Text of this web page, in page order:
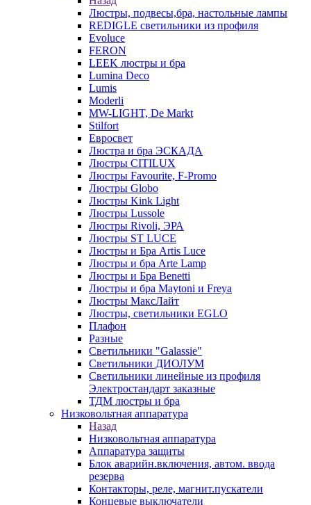
Люстры, подвесы,бра, настольные лампы
REDIGLE светильники из профиля
Evoluce
FERON
LEEK люстры и бра
Lumina Deco
Lumis
Moderli
MW-LIGHT, De Markt
Stilfort
Евросвет
Люстра и бра ЭСКАДА
Люстры CITILUX
Люстры Favourite, F-Promo
Люстры Globo
Люстры Kink Light
Люстры Lussole
Люстры Rivoli, ЭРА
Люстры ST LUCE
Люстры и Бра Artis Luce
Люстры и бра Arte Lamp
Люстры и Бра Benetti
Люстры и бра Maytoni и Freya
Люстры МаксЛайт
Люстры, светильники EGLO
Плафон
Разные
Светильники "Galassie"
Светильники ДИОЛУМ
Светильники линейные из профиля
Электростандарт заказные
ТДМ люстры и бра
Низковольтная аппаратура
Назад
Низковольтная аппаратура
Аппаратура защиты
Блок аварийн.включения, автом. ввода
резерва
Контакторы, реле, магнит.пускатели
Концевые выключатели